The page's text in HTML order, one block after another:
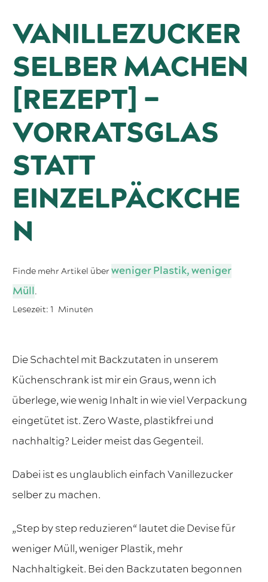
VANILLEZUCKER
SELBER MACHEN
[REZEPT] –
VORRATSGLAS
STATT
EINZELPÄCKCHE
N
Finde mehr Artikel überweniger Plastik, weniger
Müll.
Lesezeit: 1 Minuten
Die Schachtel mit Backzutaten in unserem
Küchenschrank ist mir ein Graus, wenn ich
überlege, wie wenig Inhalt in wie viel Verpackung
eingetütet ist. Zero Waste, plastikfrei und
nachhaltig? Leider meist das Gegenteil.
Dabei ist es unglaublich einfach Vanillezucker
selber zu machen.
„Step by step reduzieren“ lautet die Devise für
weniger Müll, weniger Plastik, mehr
Nachhaltigkeit. Bei den Backzutaten begonnen